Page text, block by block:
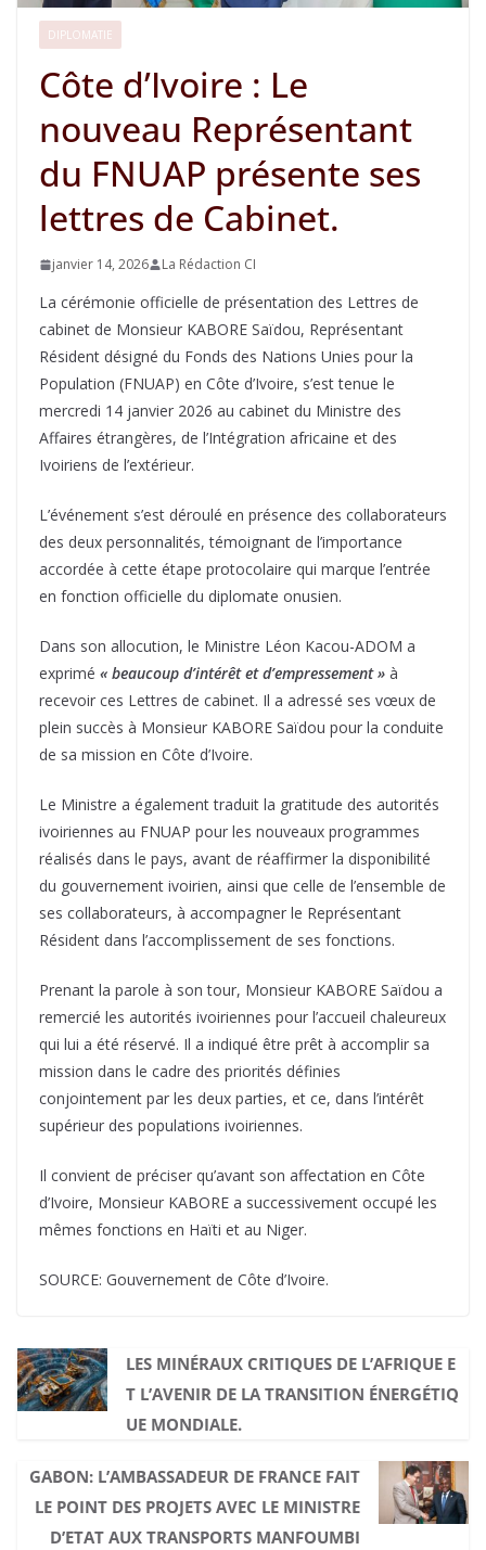
DIPLOMATIE
Côte d’Ivoire : Le
nouveau Représentant
du FNUAP présente ses
lettres de Cabinet.
janvier 14, 2026 La Rédaction CI
La cérémonie officielle de présentation des Lettres de
cabinet de Monsieur KABORE Saïdou, Représentant
Résident désigné du Fonds des Nations Unies pour la
Population (FNUAP) en Côte d’Ivoire, s’est tenue le
mercredi 14 janvier 2026 au cabinet du Ministre des
Affaires étrangères, de l’Intégration africaine et des
Ivoiriens de l’extérieur.
L’événement s’est déroulé en présence des collaborateurs
des deux personnalités, témoignant de l’importance
accordée à cette étape protocolaire qui marque l’entrée
en fonction officielle du diplomate onusien.
Dans son allocution, le Ministre Léon Kacou-ADOM a
exprimé « beaucoup d’intérêt et d’empressement » à
recevoir ces Lettres de cabinet. Il a adressé ses vœux de
plein succès à Monsieur KABORE Saïdou pour la conduite
de sa mission en Côte d’Ivoire.
Le Ministre a également traduit la gratitude des autorités
ivoiriennes au FNUAP pour les nouveaux programmes
réalisés dans le pays, avant de réaffirmer la disponibilité
du gouvernement ivoirien, ainsi que celle de l’ensemble de
ses collaborateurs, à accompagner le Représentant
Résident dans l’accomplissement de ses fonctions.
Prenant la parole à son tour, Monsieur KABORE Saïdou a
remercié les autorités ivoiriennes pour l’accueil chaleureux
qui lui a été réservé. Il a indiqué être prêt à accomplir sa
mission dans le cadre des priorités définies
conjointement par les deux parties, et ce, dans l’intérêt
supérieur des populations ivoiriennes.
Il convient de préciser qu’avant son affectation en Côte
d’Ivoire, Monsieur KABORE a successivement occupé les
mêmes fonctions en Haïti et au Niger.
SOURCE: Gouvernement de Côte d’Ivoire.
LES MINÉRAUX CRITIQUES DE L’AFRIQUE E
T L’AVENIR DE LA TRANSITION ÉNERGÉTIQ
UE MONDIALE.
GABON: L’AMBASSADEUR DE FRANCE FAIT
LE POINT DES PROJETS AVEC LE MINISTRE
D’ETAT AUX TRANSPORTS MANFOUMBI